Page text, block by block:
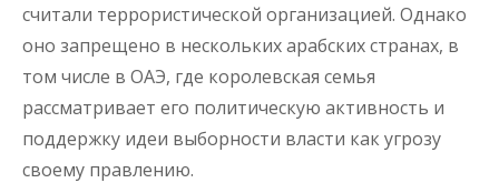
считали террористической организацией. Однако
оно запрещено в нескольких арабских странах, в
том числе в ОАЭ, где королевская семья
рассматривает его политическую активность и
поддержку идеи выборности власти как угрозу
своему правлению.